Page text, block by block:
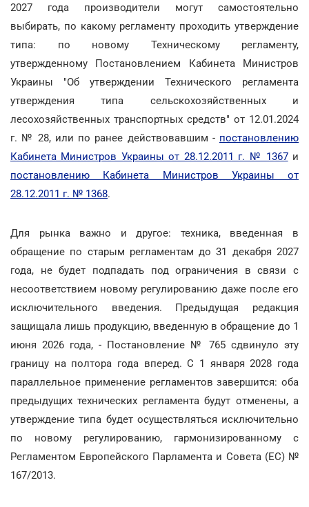
2027 года производители могут самостоятельно
выбирать, по какому регламенту проходить утверждение
типа: по новому Техническому регламенту,
утвержденному Постановлением Кабинета Министров
Украины "Об утверждении Технического регламента
утверждения типа сельскохозяйственных и
лесохозяйственных транспортных средств" от 12.01.2024
г. № 28, или по ранее действовавшим - постановлению
Кабинета Министров Украины от 28.12.2011 г. № 1367и
постановлению Кабинета Министров Украины от
28.12.2011 г. № 1368.
Для рынка важно и другое: техника, введенная в
обращение по старым регламентам до 31 декабря 2027
года, не будет подпадать под ограничения в связи с
несоответствием новому регулированию даже после его
исключительного введения. Предыдущая редакция
защищала лишь продукцию, введенную в обращение до 1
июня 2026 года, - Постановление № 765 сдвинуло эту
границу на полтора года вперед. С 1 января 2028 года
параллельное применение регламентов завершится: оба
предыдущих технических регламента будут отменены, а
утверждение типа будет осуществляться исключительно
по новому регулированию, гармонизированному с
Регламентом Европейского Парламента и Совета (ЕС) №
167/2013.